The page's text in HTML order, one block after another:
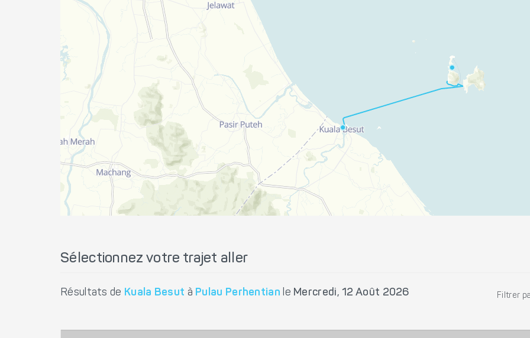
Sélectionnez votre trajet aller
Résultats de Kuala Besut à Pulau Perhentian le Mercredi, 12 Août 2026 Filtrer